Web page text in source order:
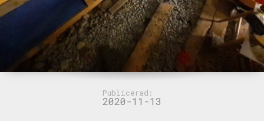
Publicerad:
2020-11-13